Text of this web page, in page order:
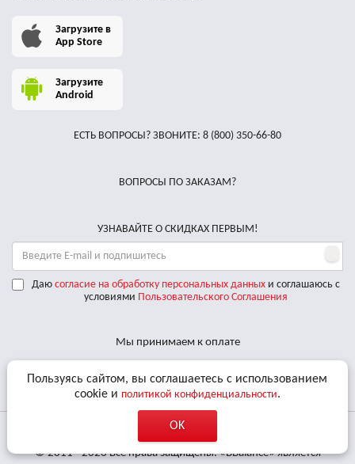
Загрузите в
App Store
Загрузите
Android
ЕСТЬ ВОПРОСЫ? ЗВОНИТЕ: 8 (800) 350-66-80
ВОПРОСЫ ПО ЗАКАЗАМ?
УЗНАВАЙТЕ О СКИДКАХ ПЕРВЫМ!
Даю согласие на обработку персональных данныхи соглашаюсь с
условиями Пользовательского Соглашения
Мы принимаем к оплате
Доставляем по РФ курьерскими службами
© 2011 - 2026 Все права защищены. «BBalance» является
Пользуясь сайтом, вы соглашаетесь с использованием
cookie и политикой конфиденциальности.
OK